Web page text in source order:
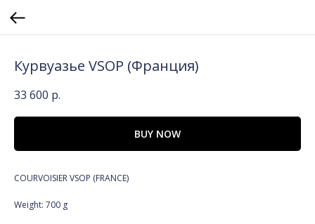
Курвуазье VSOP (Франция)
33 600 р.
BUY NOW
COURVOISIER VSOP (FRANCE)
Weight: 700 g